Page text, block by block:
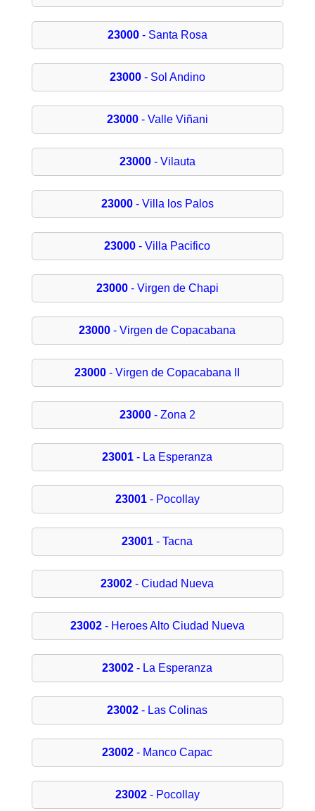
23000- Santa Rosa
23000- Sol Andino
23000- Valle Viñani
23000- Vilauta
23000- Villa los Palos
23000 - Villa Pacifico
23000- Virgen de Chapi
23000 - Virgen de Copacabana
23000 - Virgen de Copacabana II
23000- Zona 2
23001 - La Esperanza
23001- Pocollay
23001 - Tacna
23002 - Ciudad Nueva
23002- Heroes Alto Ciudad Nueva
23002 - La Esperanza
23002 - Las Colinas
23002 - Manco Capac
23002- Pocollay